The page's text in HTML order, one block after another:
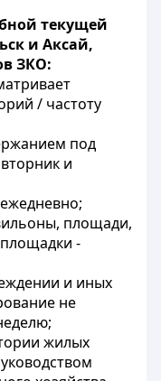
текущей
и Аксай,
ЗКО:
/ частоту
под
и
площади,
-
и иных
не
жилых